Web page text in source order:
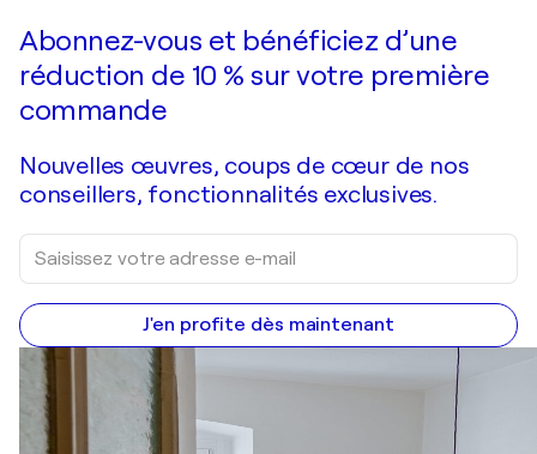
Abonnez-vous et bénéficiez d’une
réduction de 10 % sur votre première
commande
Nouvelles œuvres, coups de cœur de nos
conseillers, fonctionnalités exclusives.
J'en profite dès maintenant